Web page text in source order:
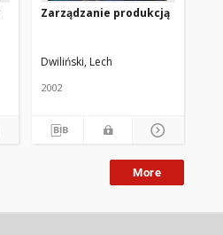
Zarządzanie produkcją
Dwiliński, Lech
2002
More